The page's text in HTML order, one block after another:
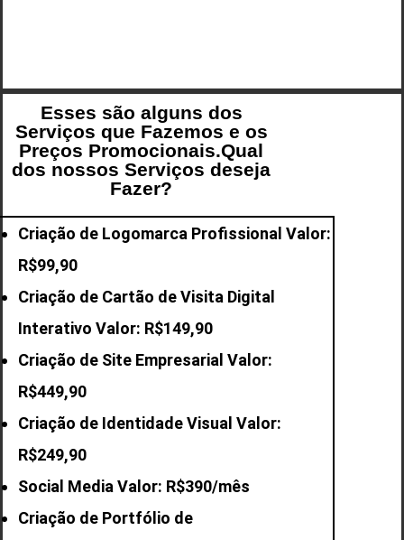
Esses são alguns dos
Serviços que Fazemos e os
Preços Promocionais.Qual
dos nossos Serviços deseja
Fazer?
Criação de Logomarca Profissional Valor:
R$99,90
Criação de Cartão de Visita Digital
Interativo Valor: R$149,90
Criação de Site Empresarial Valor:
R$449,90
Criação de Identidade Visual Valor:
R$249,90
Social Media Valor: R$390/mês
Criação de Portfólio de